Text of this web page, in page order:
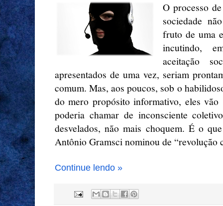
O processo
sociedade
fruto de uma
incutindo,
aceitação
apresentados de uma vez, seriam
comum. Mas, aos poucos, sob o
do mero propósito informativo, eles
poderia chamar de inconsciente
desvelados, não mais choquem. É o
Antônio Gramsci nominou de “revolução
Continue lendo »